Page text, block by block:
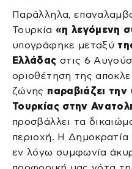
Παράλληλα,
Τουρκία «η λεγόμενη
υπογράφηκε μεταξύ
Ελλάδας στις 6
οριοθέτηση της
ζώνης παραβιάζει
Τουρκίας στην
προσβάλλει τα
περιοχή. Η
εν λόγω συμφωνία